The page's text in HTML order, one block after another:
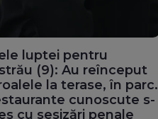
luptei pentru
(9): Au reînceput
la terase, în parc.
cunoscute s-
cu sesizări penale